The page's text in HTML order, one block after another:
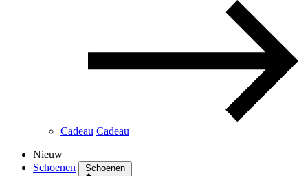
Cadeau Cadeau
Nieuw
Schoenen
Schoenen